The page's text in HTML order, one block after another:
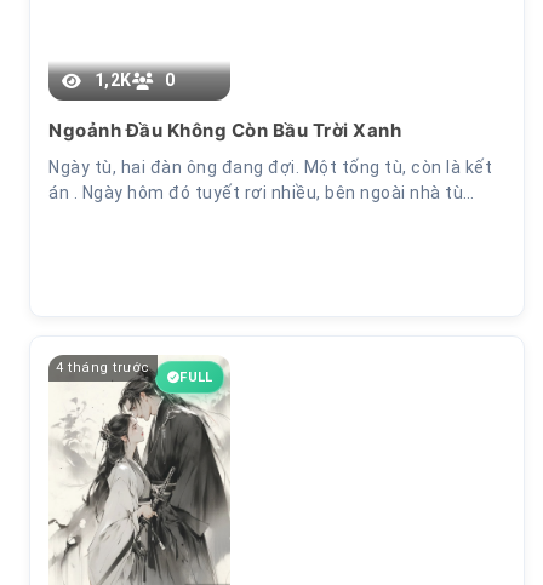
1,2K 0
Ngoảnh Đầu Không Còn Bầu Trời Xanh
Ngày tù, hai đàn ông đang đợi. Một tống tù, còn là kết
án . Ngày hôm đó tuyết rơi nhiều, bên ngoài nhà tù…
4 tháng trước
FULL